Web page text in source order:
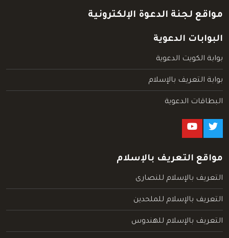
مواقع لجنة الدعوة الإلكترونية
البوابات الدعوية
بوابة الكويت الدعوية
بوابة التعريف بالإسلام
البطاقات الدعوية
مواقع التعريف بالإسلام
التعريف بالإسلام للنصارى
التعريف بالإسلام للملحدين
التعريف بالإسلام للهندوس